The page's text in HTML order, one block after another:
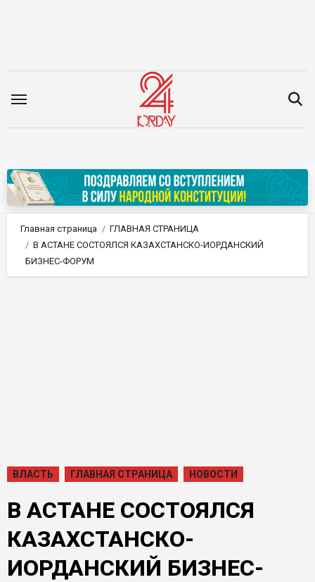
Главная страница
ГЛАВНАЯ СТРАНИЦА
В АСТАНЕ СОСТОЯЛСЯ КАЗАХСТАНСКО-ИОРДАНСКИЙ
БИЗНЕС-ФОРУМ
ВЛАСТЬ ГЛАВНАЯ СТРАНИЦА НОВОСТИ
В АСТАНЕ СОСТОЯЛСЯ
КАЗАХСТАНСКО-
ИОРДАНСКИЙ БИЗНЕС-